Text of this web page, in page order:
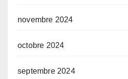
novembre 2024
octobre 2024
septembre 2024